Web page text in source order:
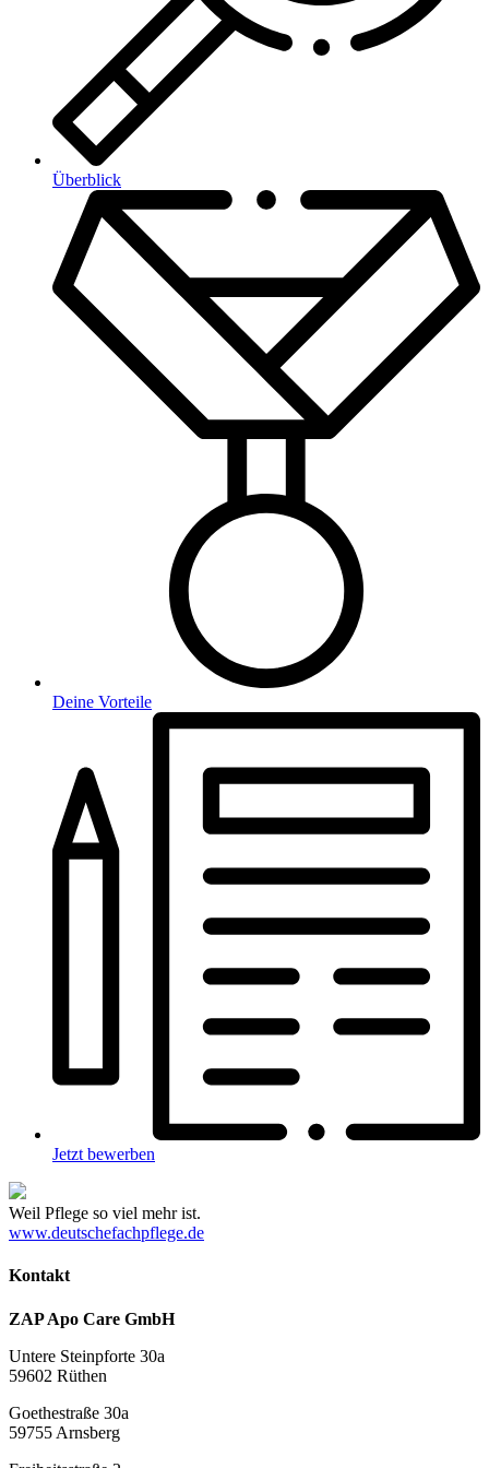
Überblick
Deine Vorteile
Jetzt bewerben
Weil Pflege so viel mehr ist.
www.deutschefachpflege.de
Kontakt
ZAP Apo Care GmbH
Untere Steinpforte 30a
59602 Rüthen
Goethestraße 30a
59755 Arnsberg